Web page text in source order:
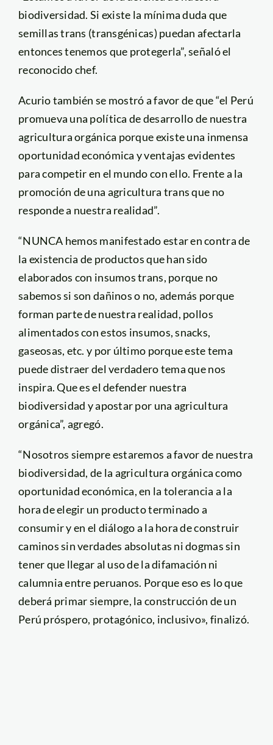
biodiversidad. Si existe la mínima duda que
semillas trans (transgénicas) puedan afectarla
entonces tenemos que protegerla”, señaló el
reconocido chef.
Acurio también se mostró a favor de que “el Perú
promueva una política de desarrollo de nuestra
agricultura orgánica porque existe una inmensa
oportunidad económica y ventajas evidentes
para competir en el mundo con ello. Frente a la
promoción de una agricultura trans que no
responde a nuestra realidad”.
“NUNCA hemos manifestado estar en contra de
la existencia de productos que han sido
elaborados con insumos trans, porque no
sabemos si son dañinos o no, además porque
forman parte de nuestra realidad, pollos
alimentados con estos insumos, snacks,
gaseosas, etc. y por último porque este tema
puede distraer del verdadero tema que nos
inspira. Que es el defender nuestra
biodiversidad y apostar por una agricultura
orgánica”, agregó.
“Nosotros siempre estaremos a favor de nuestra
biodiversidad, de la agricultura orgánica como
oportunidad económica, en la tolerancia a la
hora de elegir un producto terminado a
consumir y en el diálogo a la hora de construir
caminos sin verdades absolutas ni dogmas sin
tener que llegar al uso de la difamación ni
calumnia entre peruanos. Porque eso es lo que
deberá primar siempre, la construcción de un
Perú próspero, protagónico, inclusivo», finalizó.